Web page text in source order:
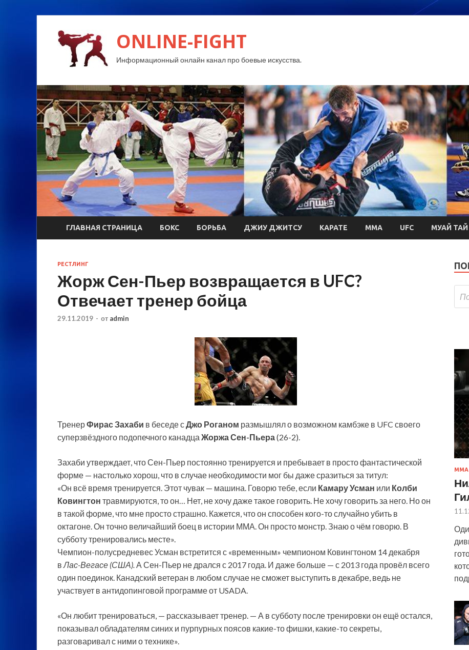
ONLINE-FIGHT
Информационный онлайн канал про боевые искусства.
ГЛАВНАЯ СТРАНИЦА БОКС БОРЬБА ДЖИУ ДЖИТСУ КАРАТЕ MMA UFC МУАЙ ТАЙ
РЕСТЛИНГ
Жорж Сен-Пьер возвращается в UFC?
Отвечает тренер бойца
29.11.2019 - от admin
ТренерФирас Захаби в беседе сДжо Роганом размышлял о возможном камбэке в UFC своего
суперзвёздного подопечного канадца Жоржа Сен-Пьера(26-2).
Захаби утверждает, что Сен-Пьер постоянно тренируется и пребывает в просто фантастической
форме — настолько хорош, что в случае необходимости мог бы даже сразиться за титул:
«Он всё время тренируется. Этот чувак — машина. Говорю тебе, если Камару Усман или Колби
Ковингтон травмируются, то он… Нет, не хочу даже такое говорить. Не хочу говорить за него. Но он
в такой форме, что мне просто страшно. Кажется, что он способен кого-то случайно убить в
октагоне. Он точно величайший боец в истории ММА. Он просто монстр. Знаю о чём говорю. В
субботу тренировались месте».
Чемпион-полусредневес Усман встретится с «временным» чемпионом Ковингтоном 14 декабря
вЛас-Вегасе (США).А Сен-Пьер не дрался с 2017 года. И даже больше — с 2013 года провёл всего
один поединок. Канадский ветеран в любом случае не сможет выступить в декабре, ведь не
участвует в антидопинговой программе от USADA.
«Он любит тренироваться, — рассказывает тренер. — А в субботу после тренировки он ещё остался,
показывал обладателям синих и пурпурных поясов какие-то фишки, какие-то секреты,
разговаривал с ними о технике».
MMA